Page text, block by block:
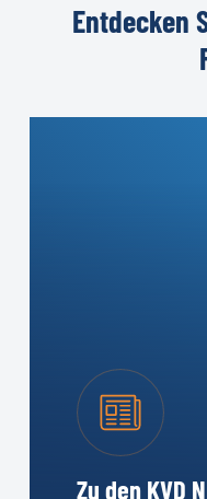
Entdecken
Zu den KVD